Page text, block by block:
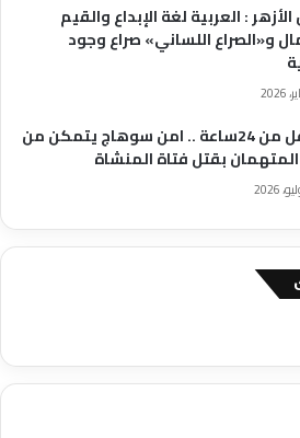
: العربية لغة الإبداع والقيم
و«الصراع اللساني» صراع وجود
في اقل من 24ساعة .. امن سوهاج يتمكن من
بقتل فتاة المنشاة